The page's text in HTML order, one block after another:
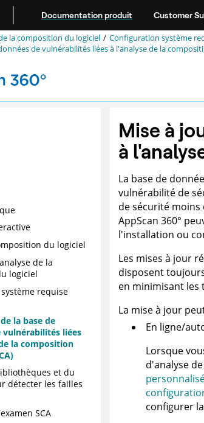
Documentation produit Customer
la composition du logiciel
Configuration système
de vulnérabilités liées à l'analyse de la
du logiciel
de la
logiciel
requise
la base de
vulnérabilités liées
la composition
et du
détecter les failles
SCA
Mise à
à
La base de
vulnérabilité de
de sécurité moins
AppScan 360°
l'installation ou
Les mises à jour
disposent
en minimisant les
La mise à jour
En ligne/
Lorsque
d'analyse
configurer